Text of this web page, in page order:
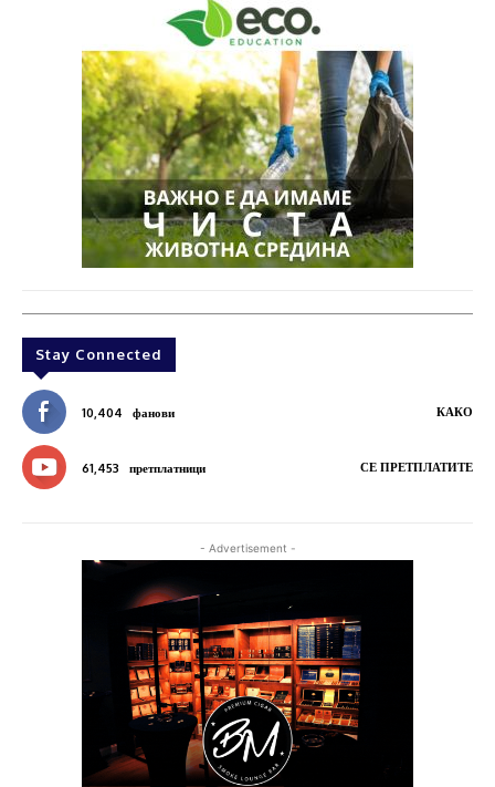
Stay Connected
10,404 фанови КАКО
61,453 претплатници СЕ ПРЕТПЛАТИТЕ
- Advertisement -